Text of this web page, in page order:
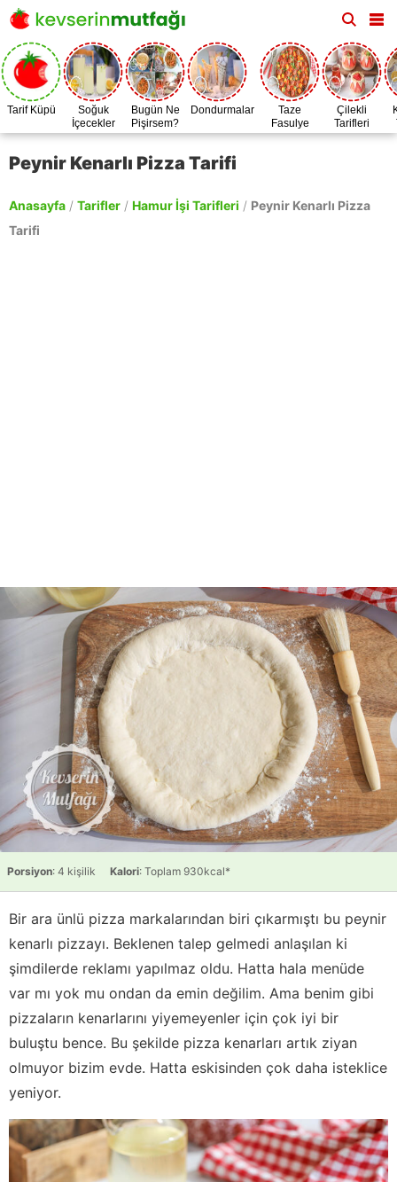
Tarif Küpü
Soğuk
İçecekler
Bugün Ne
Pişirsem?
Dondurmalar
Taze
Fasulye
Zamanı
Çilekli
Tarifleri
Peynir Kenarlı Pizza Tarifi
Anasayfa / Tarifler / Hamur İşi Tarifleri / Peynir Kenarlı Pizza
Tarifi
Porsiyon: 4 kişilik Kalori: Toplam 930kcal*
Bir ara ünlü pizza markalarından biri çıkarmıştı bu peynir
kenarlı pizzayı. Beklenen talep gelmedi anlaşılan ki
şimdilerde reklamı yapılmaz oldu. Hatta hala menüde
var mı yok mu ondan da emin değilim. Ama benim gibi
pizzaların kenarlarını yiyemeyenler için çok iyi bir
buluştu bence. Bu şekilde pizza kenarları artık ziyan
olmuyor bizim evde. Hatta eskisinden çok daha isteklice
yeniyor.